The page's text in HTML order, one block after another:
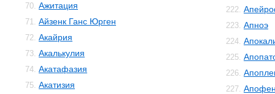
70. Ажитация
71. Айзенк Ганс Юрген
72. Акайрия
73. Акалькулия
74. Акатафазия
75. Акатизия
222.
223. Апноэ
224.
225.
226.
227.